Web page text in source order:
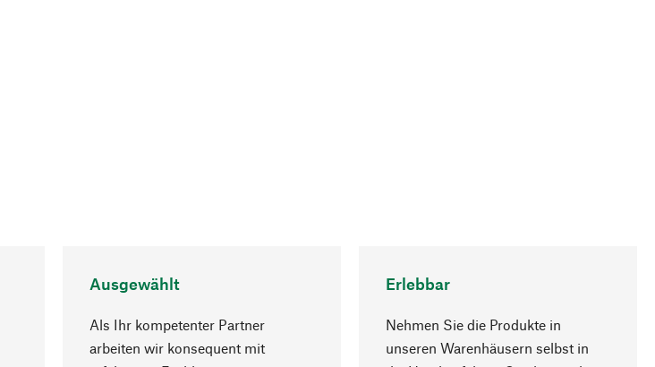
Ausgewählt
Als Ihr kompetenter Partner
arbeiten wir konsequent mit
Erlebbar
Nehmen Sie die Produkte in
unseren Warenhäusern selbst in